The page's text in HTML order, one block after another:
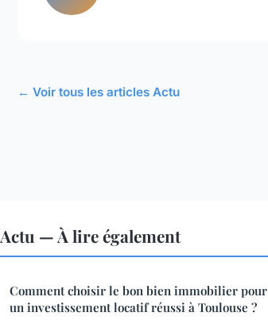
← Voir tous les articles Actu
Actu — À lire également
Comment choisir le bon bien immobilier pour
un investissement locatif réussi à Toulouse ?